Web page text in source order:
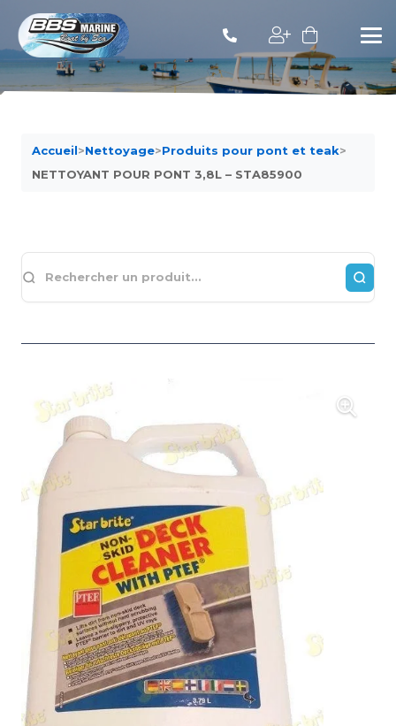
Accueil>Nettoyage>Produits pour pont et teak>
NETTOYANT POUR PONT 3,8L – STA85900